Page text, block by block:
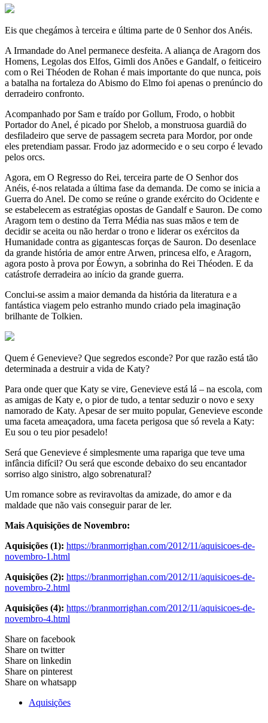
Eis que chegámos à terceira e última parte de 0 Senhor dos Anéis.
A Irmandade do Anel permanece desfeita. A aliança de Aragorn dos
Homens, Legolas dos Elfos, Gimli dos Anões e Gandalf, o feiticeiro
com o Rei Théoden de Rohan é mais importante do que nunca, pois
a batalha na fortaleza do Abismo do Elmo foi apenas o prenúncio do
derradeiro confronto.
Acompanhado por Sam e traído por Gollum, Frodo, o hobbit
Portador do Anel, é picado por Shelob, a monstruosa guardiã do
desfiladeiro que serve de passagem secreta para Mordor, por onde
eles pretendiam passar. Frodo jaz adormecido e o seu corpo é levado
pelos orcs.
Agora, em O Regresso do Rei, terceira parte de O Senhor dos
Anéis, é-nos relatada a última fase da demanda. De como se inicia a
Guerra do Anel. De como se reúne o grande exército do Ocidente e
se estabelecem as estratégias opostas de Gandalf e Sauron. De como
Aragorn tem o destino da Terra Média nas suas mãos e tem de
decidir se aceita ou não herdar o trono e liderar os exércitos da
Humanidade contra as gigantescas forças de Sauron. Do desenlace
da grande história de amor entre Arwen, princesa elfo, e Aragorn,
agora posto à prova por Éowyn, a sobrinha do Rei Théoden. E da
catástrofe derradeira ao início da grande guerra.
Conclui-se assim a maior demanda da história da literatura e a
fantástica viagem pelo estranho mundo criado pela imaginação
brilhante de Tolkien.
Quem é Genevieve? Que segredos esconde? Por que razão está tão
determinada a destruir a vida de Katy?
Para onde quer que Katy se vire, Genevieve está lá – na escola, com
as amigas de Katy e, o pior de tudo, a tentar seduzir o novo e sexy
namorado de Katy. Apesar de ser muito popular, Genevieve esconde
uma faceta ameaçadora, uma faceta perigosa que só revela a Katy:
Eu sou o teu pior pesadelo!
Será que Genevieve é simplesmente uma rapariga que teve uma
infância difícil? Ou será que esconde debaixo do seu encantador
sorriso algo sinistro, algo sobrenatural?
Um romance sobre as reviravoltas da amizade, do amor e da
maldade que não vais conseguir parar de ler.
Mais Aquisições de Novembro:
Aquisições (1): https://branmorrighan.com/2012/11/aquisicoes-de-
novembro-1.html
Aquisições (2): https://branmorrighan.com/2012/11/aquisicoes-de-
novembro-2.html
Aquisições (4): https://branmorrighan.com/2012/11/aquisicoes-de-
novembro-4.html
Share on facebook
Share on twitter
Share on linkedin
Share on pinterest
Share on whatsapp
Aquisições